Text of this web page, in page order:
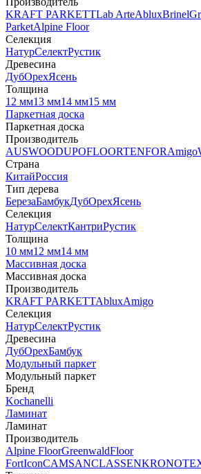
KRAFT PARKETTLab ArteAbluxBrinel
ParketAlpine Floor
Селекция
НатурСелектРустик
Древесина
ДубОрехЯсень
Толщина
12 мм13 мм14 мм15 мм
Паркетная доска
Паркетная доска
Производитель
AUSWOODUPOFLOORTENFORAmigo
Страна
КитайРоссия
Тип дерева
БерезаБамбукДубОрехЯсень
Селекция
НатурСелектКантриРустик
Толщина
10 мм12 мм14 мм
Массивная доска
Массивная доска
Производитель
KRAFT PARKETTAbluxAmigo
Селекция
НатурСелектРустик
Древесина
ДубОрехБамбук
Модульный паркет
Модульный паркет
Бренд
Kochanelli
Ламинат
Ламинат
Производитель
Alpine FloorGreenwaldFloor
FortIconCAMSANCLASSEN